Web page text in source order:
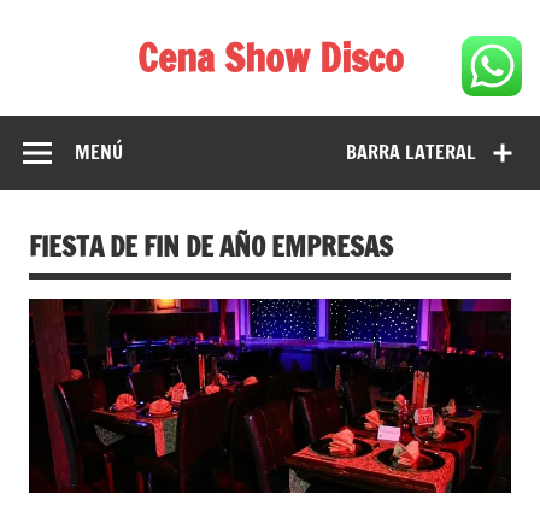
Cena Show Disco
Cena Show Disco – DISCO CENA SHOW GUIA DE
RESTAURANTES
BARRA LATERAL
MENÚ
FIESTA DE FIN DE AÑO EMPRESAS